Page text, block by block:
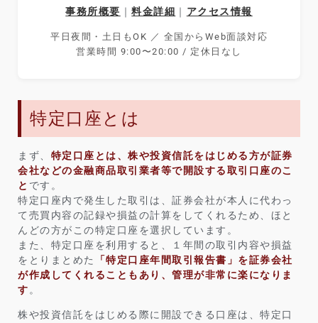
事務所概要 ｜料金詳細 ｜ アクセス情報
平日夜間・土日もOK ／ 全国からWeb面談対応
営業時間 9:00〜20:00 / 定休日なし
特定口座とは
まず、 特定口座とは、株や投資信託をはじめる方が証券
会社などの金融商品取引業者等で開設する取引口座のこ
と です。
特定口座内で発生した取引は、証券会社が本人に代わっ
て売買内容の記録や損益の計算をしてくれるため、ほと
んどの方がこの特定口座を選択しています。
また、特定口座を利用すると、１年間の取引内容や損益
をとりまとめた
「特定口座年間取引報告書」を証券会社
が作成してくれることもあり、管理が非常に楽になりま
す 。
株や投資信託をはじめる際に開設できる口座は、特定口